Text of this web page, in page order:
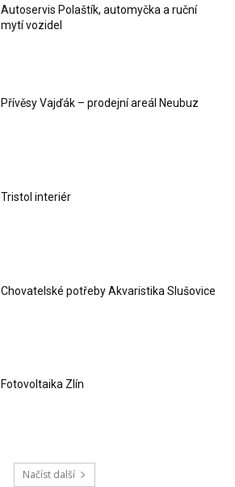
Autoservis Polaštík, automyčka a ruční
mytí vozidel
Přívěsy Vajďák – prodejní areál Neubuz
Tristol interiér
Chovatelské potřeby Akvaristika Slušovice
Fotovoltaika Zlín
Načíst další